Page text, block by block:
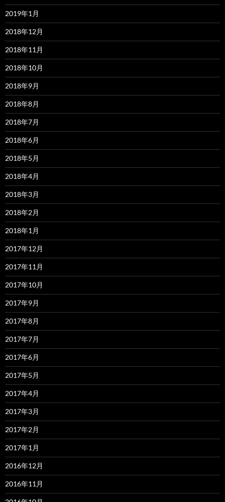
2019年1月
2018年12月
2018年11月
2018年10月
2018年9月
2018年8月
2018年7月
2018年6月
2018年5月
2018年4月
2018年3月
2018年2月
2018年1月
2017年12月
2017年11月
2017年10月
2017年9月
2017年8月
2017年7月
2017年6月
2017年5月
2017年4月
2017年3月
2017年2月
2017年1月
2016年12月
2016年11月